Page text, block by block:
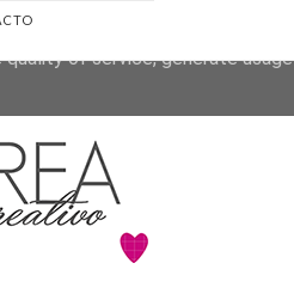
IP address and user-agent
of service, generate usage